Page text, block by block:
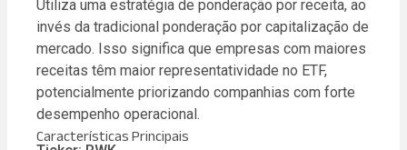
Utiliza uma estratégia de ponderação por receita, ao
invés da tradicional ponderação por capitalização de
mercado. Isso significa que empresas com maiores
receitas têm maior representatividade no ETF,
potencialmente priorizando companhias com forte
desempenho operacional.
Características Principais